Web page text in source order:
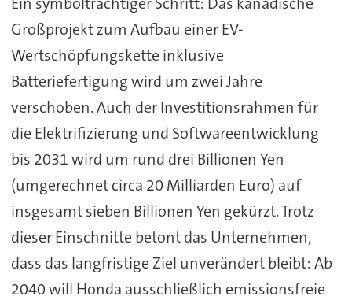
Großprojekt zum Aufbau einer EV-
Wertschöpfungskette inklusive
Batteriefertigung wird um zwei Jahre
verschoben. Auch der Investitionsrahmen für
die Elektrifizierung und Softwareentwicklung
bis 2031 wird um rund drei Billionen Yen
(umgerechnet circa 20 Milliarden Euro) auf
insgesamt sieben Billionen Yen gekürzt. Trotz
dieser Einschnitte betont das Unternehmen,
dass das langfristige Ziel unverändert bleibt: Ab
2040 will Honda ausschließlich emissionsfreie